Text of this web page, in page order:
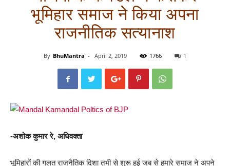
भूमिहार समाज ने किया अपना
राजनीतिक सत्यानाश
By BhuMantra - April 2, 2019 1766 1
-अशोक कुमार रे, अधिवक्ता
भूमिहारों की गलत राजनैतिक दिशा तभी से शुरू हुई जब से हमारे समाज ने अपने